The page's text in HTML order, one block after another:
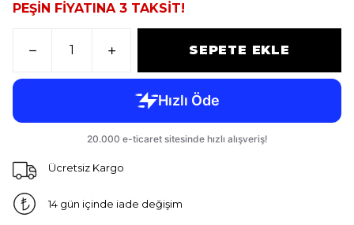
PEŞİN FİYATINA 3 TAKSİT!
SEPETE EKLE
Ücretsiz Kargo
14 gün içinde iade değişim